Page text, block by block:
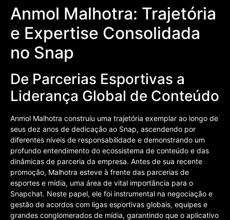
Anmol Malhotra: Trajetória
e Expertise Consolidada
no Snap
De Parcerias Esportivas a
Liderança Global de Conteúdo
Anmol Malhotra construiu uma trajetória exemplar ao longo de
seus dez anos de dedicação ao Snap, ascendendo por
diferentes níveis de responsabilidade e demonstrando um
profundo entendimento do ecossistema de conteúdo e das
dinâmicas de parceria da empresa. Antes de sua recente
promoção, Malhotra esteve à frente das parcerias de
esportes e mídia, uma área de vital importância para o
Snapchat. Neste papel, ele foi instrumental na negociação e
gestão de acordos com ligas esportivas globais, equipes e
grandes conglomerados de mídia, garantindo que o aplicativo